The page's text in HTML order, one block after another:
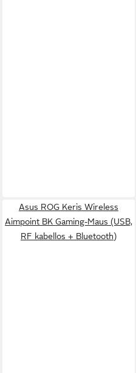
Asus ROG Keris Wireless
Aimpoint BK Gaming-Maus (USB,
RF kabellos + Bluetooth)